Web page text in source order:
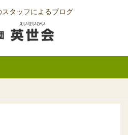
タッフによるブログ